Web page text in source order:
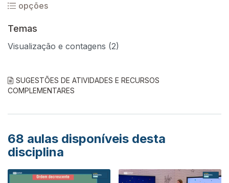
opções
Temas
Visualização e contagens (2)
SUGESTÕES DE ATIVIDADES E RECURSOS
COMPLEMENTARES
68 aulas disponíveis desta
disciplina